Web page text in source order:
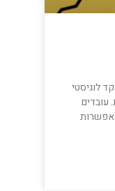
לוגיסטי
עובדים
אפשרות